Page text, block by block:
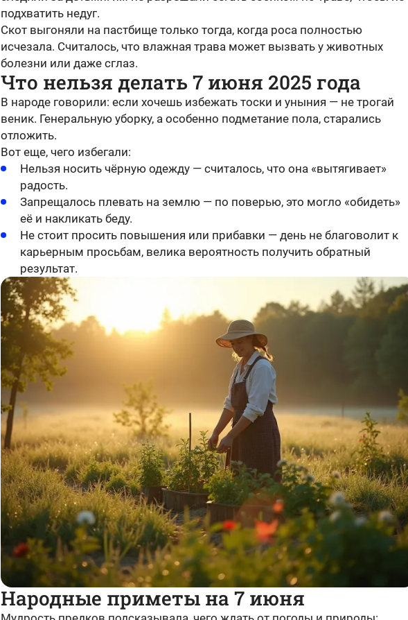
подхватить недуг.
Скот выгоняли на пастбище только тогда, когда роса полностью
исчезала. Считалось, что влажная трава может вызвать у животных
болезни или даже сглаз.
Что нельзя делать 7 июня 2025 года
В народе говорили: если хочешь избежать тоски и уныния — не трогай
веник. Генеральную уборку, а особенно подметание пола, старались
отложить.
Вот еще, чего избегали:
Нельзя носить чёрную одежду — считалось, что она «вытягивает»
радость.
Запрещалось плевать на землю — по поверью, это могло «обидеть»
её и накликать беду.
Не стоит просить повышения или прибавки — день не благоволит к
карьерным просьбам, велика вероятность получить обратный
результат.
Народные приметы на 7 июня